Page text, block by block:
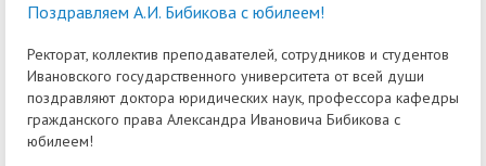
Поздравляем А.И. Бибикова с юбилеем!
Ректорат, коллектив преподавателей, сотрудников и студентов
Ивановского государственного университета от всей души
поздравляют доктора юридических наук, профессора кафедры
гражданского права Александра Ивановича Бибикова с
юбилеем!